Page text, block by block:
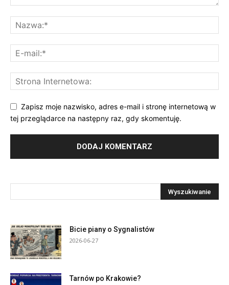
Zapisz moje nazwisko, adres e-mail i stronę internetową w
tej przeglądarce na następny raz, gdy skomentuję.
Bicie piany o Sygnalistów
2026-06-27
Tarnów po Krakowie?